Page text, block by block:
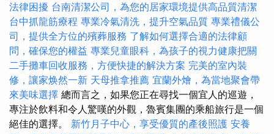
法律困擾 台南清潔公司，為您的居家環境提供高品質清潔
台中抓龍筋療程 專業冷氣清洗，提升空氣品質 專業禮儀公
司，提供全方位的殯葬服務 了解如何選擇合適的法律顧
問，確保您的權益 專業兒童眼科，為孩子的視力健康把關
二手攤車回收服務，方便快捷的解決方案 完美的室內裝
修，讓家焕然一新 天母推拿推薦 宜蘭外燴，為當地聚會帶
來美味選擇 總而言之，如果您正在尋找一個宜人的巡遊，
專注於飲料和令人驚嘆的外觀，魯賓集團的乘船旅行是一個
絕佳的選擇。 新竹月子中心，享受優質的產後照護 安養